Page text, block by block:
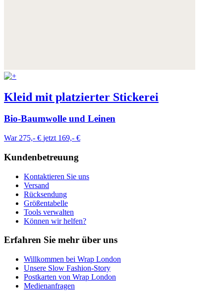
Kleid mit platzierter Stickerei
Bio-Baumwolle und Leinen
War 275,- € jetzt 169,- €
Kundenbetreuung
Kontaktieren Sie uns
Versand
Rücksendung
Größentabelle
Tools verwalten
Können wir helfen?
Erfahren Sie mehr über uns
Willkommen bei Wrap London
Unsere Slow Fashion-Story
Postkarten von Wrap London
Medienanfragen